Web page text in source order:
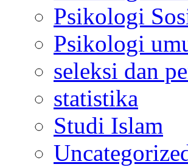
Psikologi
Psikologi
seleksi dan
statistika
Studi Islam